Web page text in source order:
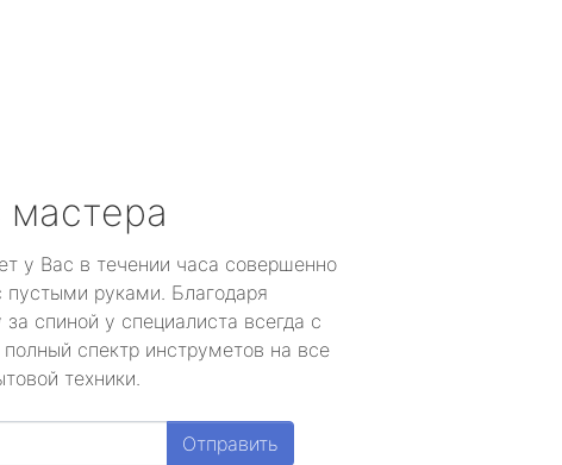
мастера
у Вас в течении часа совершенно
пустыми руками. Благодаря
спиной у специалиста всегда с
спектр инструметов на все
техники.
Отправить